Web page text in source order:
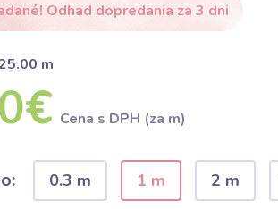
Odhad dopredania za 3 dni
m
Cena s DPH (za m)
0.3 m 1 m 2 m